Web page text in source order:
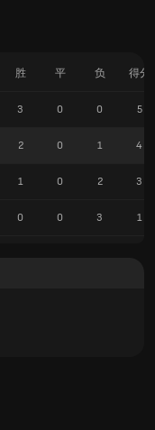
胜 平 负 得分
3 0 0 5
2 0 1 4
1 0 2 3
0 0 3 1